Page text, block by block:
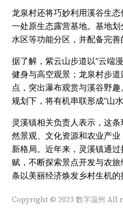
龙泉村还将巧妙利用溪谷生态
一处原生态露营基地。基地
水区等功能分区，并配备完善
据了解，紫云山步道以“云端
健身与高空观景；龙泉村步道
点，突出瀑布观赏与溪谷野
规划下，将有机串联形成“山水
灵溪镇相关负责人表示，这
然景观、文化资源和农业产
新格局。近年来，灵溪镇通
赋，不断探索景点开发与农
条以美丽经济焕发乡村生机的
Copyright © 2023 数字温州 All